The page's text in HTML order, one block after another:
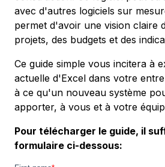
avec d'autres logiciels sur
permet d'avoir une vision claire
projets, des budgets et des
Ce guide simple vous incitera à
actuelle d'Excel dans votre
à ce qu'un nouveau système
apporter, à vous et à votre
Pour télécharger le guide, il
formulaire ci-dessous: